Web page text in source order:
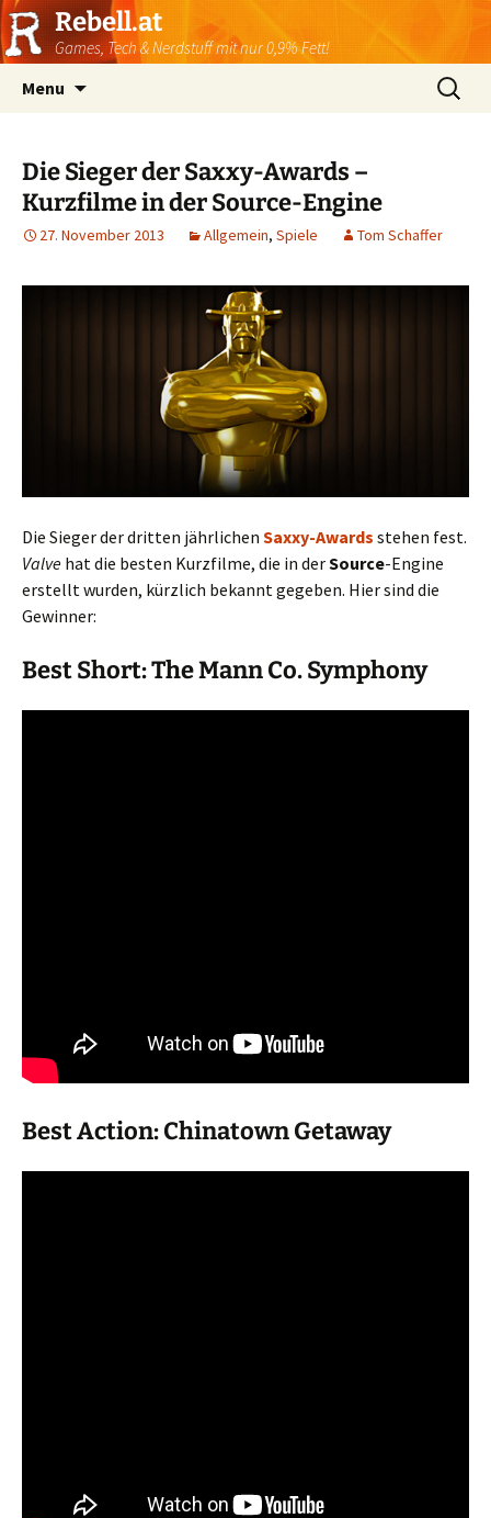
Rebell.at
Games, Tech & Nerdstuff mit nur 0,9% Fett!
Menu
Suchen
nach:
Die Sieger der Saxxy-Awards –
Kurzfilme in der Source-Engine
27. November 2013 Allgemein, Spiele Tom Schaffer
Die Sieger der dritten jährlichen Saxxy-Awards stehen fest.
Valve hat die besten Kurzfilme, die in derSource-Engine
erstellt wurden, kürzlich bekannt gegeben. Hier sind die
Gewinner:
Best Short: The Mann Co. Symphony
Best Action: Chinatown Getaway